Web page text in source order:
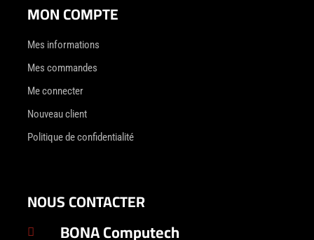
MON COMPTE
Mes informations
Mes commandes
Me connecter
Nouveau client
Politique de confidentialité
NOUS CONTACTER
 BONA Computech